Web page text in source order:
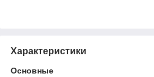
Характеристики
Основные